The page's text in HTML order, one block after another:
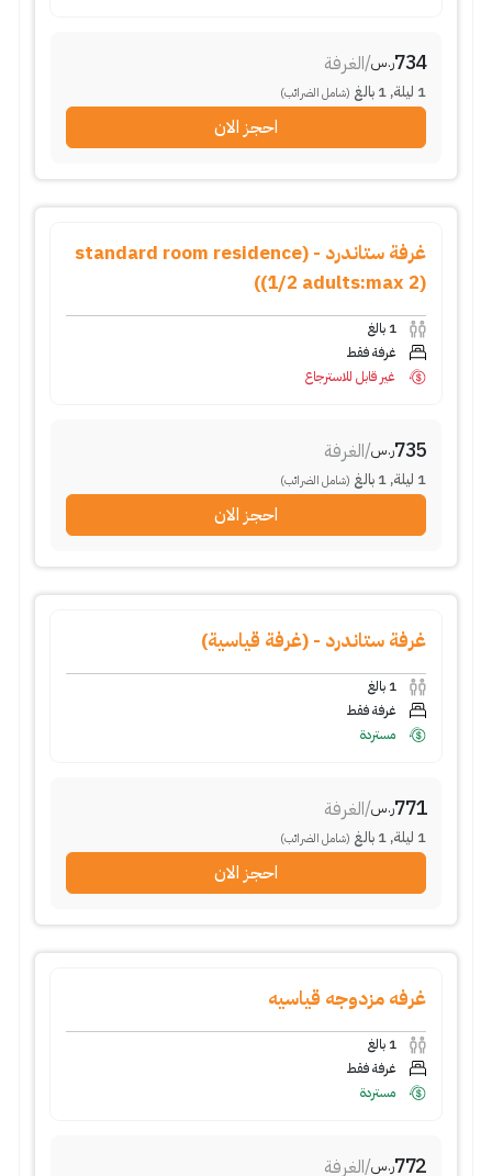
734ر.س/الغرفة
1 ليلة,
1 بالغ (شامل الضرائب)
احجز الان
غرفة ستاندرد - (standard room residence
(1/2 adults:max 2))
1 بالغ
غرفة فقط
غير قابل للاسترجاع
735ر.س/الغرفة
1 ليلة,
1 بالغ (شامل الضرائب)
احجز الان
غرفة ستاندرد - (غرفة قياسية)
1 بالغ
غرفة فقط
مستردة
771ر.س/الغرفة
1 ليلة,
1 بالغ (شامل الضرائب)
احجز الان
غرفه مزدوجه قياسيه
1 بالغ
غرفة فقط
مستردة
772ر.س/الغرفة